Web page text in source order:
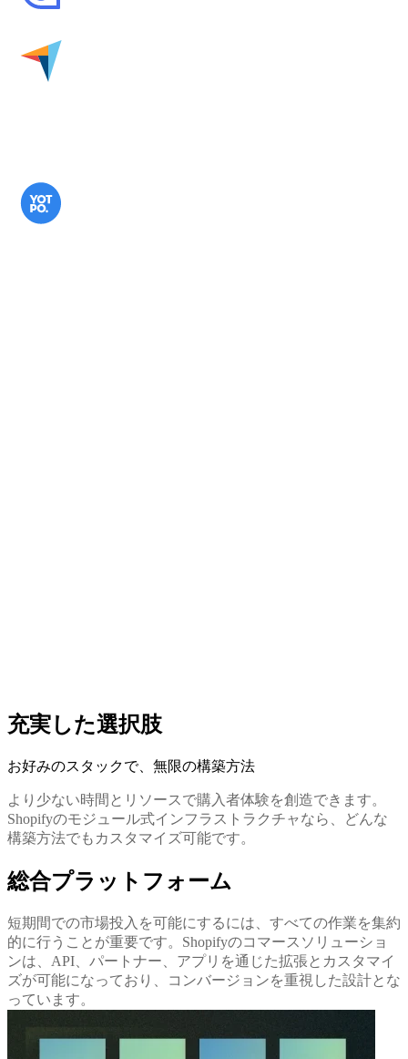
充実した選択肢
お好みのスタックで、無限の構築方法
より少ない時間とリソースで購入者体験を創造できます。
Shopifyのモジュール式インフラストラクチャなら、どんな
構築方法でもカスタマイズ可能です。
総合プラットフォーム
短期間での市場投入を可能にするには、すべての作業を集約
的に行うことが重要です。Shopifyのコマースソリューショ
ンは、API、パートナー、アプリを通じた拡張とカスタマイ
ズが可能になっており、コンバージョンを重視した設計とな
っています。